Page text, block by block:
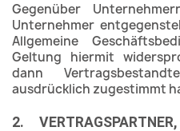
Gegenüber
Unternehmer
Allgemeine
Geltung hiermit
dann
ausdrücklich zugestimmt
2.